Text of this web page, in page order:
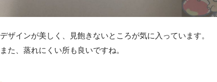
デザインが美しく、見飽きないところが気に入っています。
また、蒸れにくい所も良いですね。